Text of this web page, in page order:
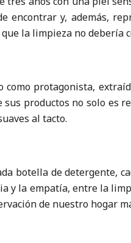
y, además,
la limpieza no
protagonista,
productos no solo es
al tacto.
botella de detergente,
y la empatía, entre la
de nuestro hogar